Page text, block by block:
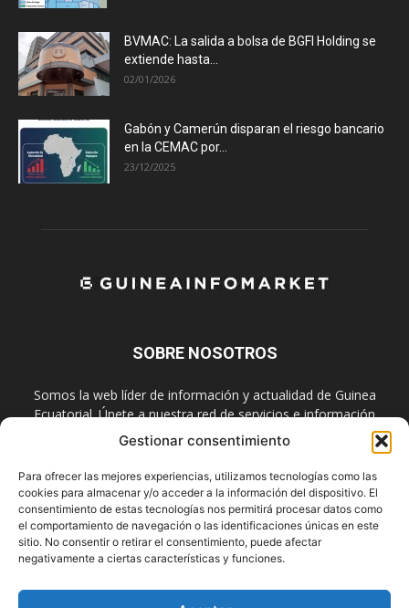
Gestionar consentimiento
Para ofrecer las mejores experiencias, utilizamos tecnologías como las
cookies para almacenar y/o acceder a la información del dispositivo. El
consentimiento de estas tecnologías nos permitirá procesar datos como
el comportamiento de navegación o las identificaciones únicas en este
sitio. No consentir o retirar el consentimiento, puede afectar
negativamente a ciertas características y funciones.
BVMAC: La salida a bolsa de BGFI Holding se
extiende hasta...
02/01/2026
Gabón y Camerún disparan el riesgo bancario
en la CEMAC por...
23/12/2025
SOBRE NOSOTROS
Somos la web líder de información y actualidad de Guinea
Ecuatorial. Únete a nuestra red de servicios e información
digital también en las redes sociales.
Contáctanos:info@guineainfomarket.com
SÍGUENOS